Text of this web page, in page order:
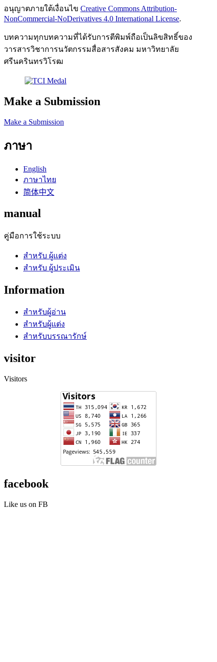
อนุญาตภายใต้เงื่อนไข Creative Commons Attribution-
NonCommercial-NoDerivatives 4.0 International License.
บทความทุกบทความที่ได้รับการตีพิมพ์ถือเป็นลิขสิทธิ์ของ
วารสารวิชาการนวัตกรรมสื่อสารสังคม มหาวิทยาลัย
ศรีนครินทรวิโรฒ
Make a Submission
Make a Submission
ภาษา
English
ภาษาไทย
简体中文
manual
คู่มือการใช้ระบบ
สำหรับ ผู้แต่ง
สำหรับ ผู้ประเมิน
Information
สำหรับผู้อ่าน
สำหรับผู้แต่ง
สำหรับบรรณารักษ์
visitor
Visitors
facebook
Like us on FB